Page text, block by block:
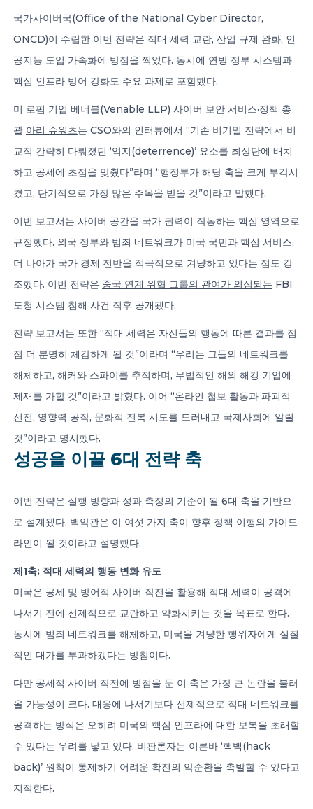
국가사이버국(Office of the National Cyber Director,
ONCD)이 수립한 이번 전략은 적대 세력 교란, 산업 규제 완화, 인
공지능 도입 가속화에 방점을 찍었다. 동시에 연방 정부 시스템과
핵심 인프라 방어 강화도 주요 과제로 포함했다.
미 로펌 기업 베너블(Venable LLP) 사이버 보안 서비스·정책 총
괄 아리 슈워츠는 CSO와의 인터뷰에서 “기존 비기밀 전략에서 비
교적 간략히 다뤄졌던 ‘억지(deterrence)’ 요소를 최상단에 배치
하고 공세에 초점을 맞췄다”라며 “행정부가 해당 축을 크게 부각시
켰고, 단기적으로 가장 많은 주목을 받을 것”이라고 말했다.
이번 보고서는 사이버 공간을 국가 권력이 작동하는 핵심 영역으로
규정했다. 외국 정부와 범죄 네트워크가 미국 국민과 핵심 서비스,
더 나아가 국가 경제 전반을 적극적으로 겨냥하고 있다는 점도 강
조했다. 이번 전략은 중국 연계 위협 그룹의 관여가 의심되는 FBI
도청 시스템 침해 사건 직후 공개됐다.
전략 보고서는 또한 “적대 세력은 자신들의 행동에 따른 결과를 점
점 더 분명히 체감하게 될 것”이라며 “우리는 그들의 네트워크를
해체하고, 해커와 스파이를 추적하며, 무법적인 해외 해킹 기업에
제재를 가할 것”이라고 밝혔다. 이어 “온라인 첩보 활동과 파괴적
선전, 영향력 공작, 문화적 전복 시도를 드러내고 국제사회에 알릴
것”이라고 명시했다.
성공을 이끌 6대 전략 축
이번 전략은 실행 방향과 성과 측정의 기준이 될 6대 축을 기반으
로 설계됐다. 백악관은 이 여섯 가지 축이 향후 정책 이행의 가이드
라인이 될 것이라고 설명했다.
제1축: 적대 세력의 행동 변화 유도
미국은 공세 및 방어적 사이버 작전을 활용해 적대 세력이 공격에
나서기 전에 선제적으로 교란하고 약화시키는 것을 목표로 한다.
동시에 범죄 네트워크를 해체하고, 미국을 겨냥한 행위자에게 실질
적인 대가를 부과하겠다는 방침이다.
다만 공세적 사이버 작전에 방점을 둔 이 축은 가장 큰 논란을 불러
올 가능성이 크다. 대응에 나서기보다 선제적으로 적대 네트워크를
공격하는 방식은 오히려 미국의 핵심 인프라에 대한 보복을 초래할
수 있다는 우려를 낳고 있다. 비판론자는 이른바 ‘핵백(hack
back)’ 원칙이 통제하기 어려운 확전의 악순환을 촉발할 수 있다고
지적한다.